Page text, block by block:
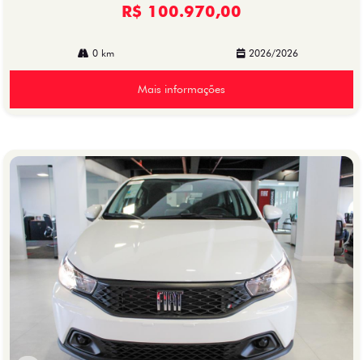
R$ 100.970,00
0 km 2026/2026
Mais informações